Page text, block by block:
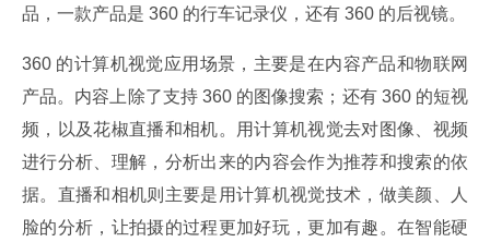
品，一款产品是 360 的行车记录仪，还有 360 的后视镜。
360 的计算机视觉应用场景，主要是在内容产品和物联网
产品。内容上除了支持 360 的图像搜索；还有 360 的短视
频，以及花椒直播和相机。用计算机视觉去对图像、视频
进行分析、理解，分析出来的内容会作为推荐和搜索的依
据。直播和相机则主要是用计算机视觉技术，做美颜、人
脸的分析，让拍摄的过程更加好玩，更加有趣。在智能硬